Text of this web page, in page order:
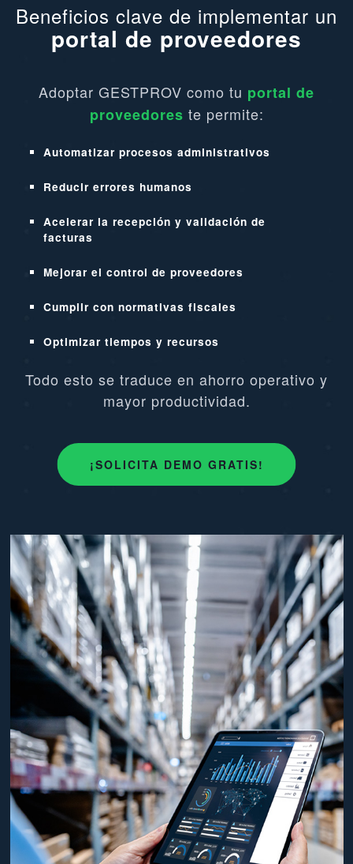
Beneficios clave de implementar un
portal de proveedores
Adoptar GESTPROV como tu portal de
proveedores te permite:
Automatizar procesos administrativos
Reducir errores humanos
Acelerar la recepción y validación de
facturas
Mejorar el control de proveedores
Cumplir con normativas fiscales
Optimizar tiempos y recursos
Todo esto se traduce en ahorro operativo y
mayor productividad.
¡SOLICITA DEMO GRATIS!